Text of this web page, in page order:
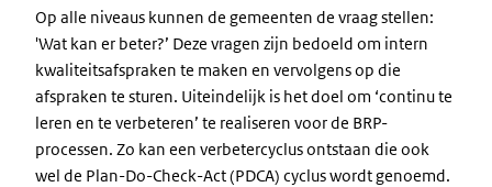
Op alle niveaus kunnen de gemeenten de vraag stellen:
'Wat kan er beter?’ Deze vragen zijn bedoeld om intern
kwaliteitsafspraken te maken en vervolgens op die
afspraken te sturen. Uiteindelijk is het doel om ‘continu te
leren en te verbeteren’ te realiseren voor de BRP-
processen. Zo kan een verbetercyclus ontstaan die ook
wel de Plan-Do-Check-Act (PDCA) cyclus wordt genoemd.